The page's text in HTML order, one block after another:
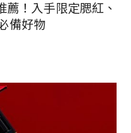
！入手限定腮紅、
備好物